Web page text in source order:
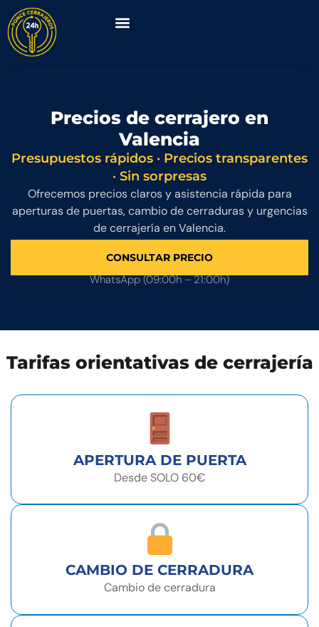
Precios de cerrajero en
Valencia
Presupuestos rápidos · Precios transparentes
· Sin sorpresas
Ofrecemos precios claros y asistencia rápida para
aperturas de puertas, cambio de cerraduras y urgencias
de cerrajería en Valencia.
CONSULTAR PRECIO
WhatsApp (09:00h – 21:00h)
Tarifas orientativas de cerrajería
APERTURA DE PUERTA
Desde SOLO 60€
CAMBIO DE CERRADURA
Cambio de cerradura